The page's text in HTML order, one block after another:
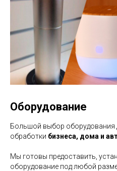
Оборудование
Большой выбор оборудования
обработки бизнеса, дома и
Мы готовы предоставить,
оборудование под любой